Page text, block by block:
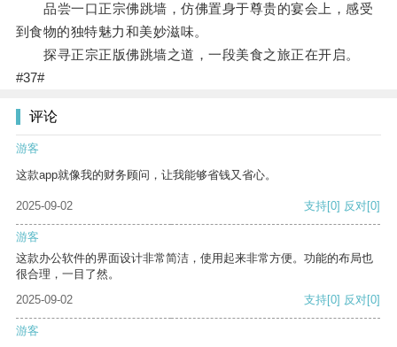
品尝一口正宗佛跳墙，仿佛置身于尊贵的宴会上，感受
到食物的独特魅力和美妙滋味。
探寻正宗正版佛跳墙之道，一段美食之旅正在开启。
#37#
评论
游客
这款app就像我的财务顾问，让我能够省钱又省心。
2025-09-02 支持[0] 反对[0]
游客
这款办公软件的界面设计非常简洁，使用起来非常方便。功能的布局也
很合理，一目了然。
2025-09-02
支持[0] 反对[0]
游客